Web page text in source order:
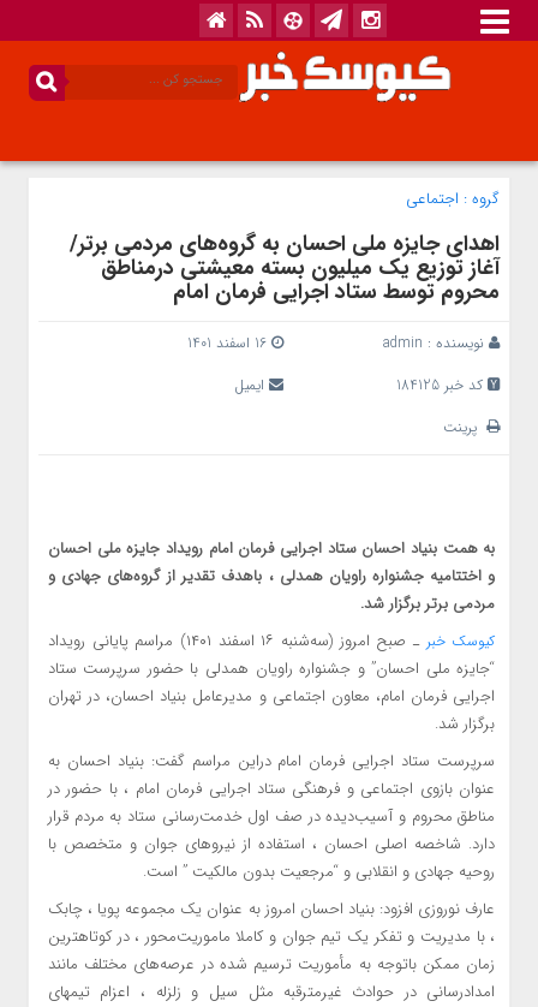
گروه : اجتماعی
اهدای جایزه ملی احسان به گروه‌های مردمی برتر/
آغاز توزیع یک میلیون بسته معیشتی درمناطق
محروم توسط ستاد اجرایی فرمان امام
نویسنده : admin
16 اسفند 1401
کد خبر 184125
ایمیل
پرینت
به همت بنیاد احسان ستاد اجرایی فرمان امام رویداد جایزه ملی احسان
و اختتامیه جشنواره راویان همدلی ، باهدف تقدیر از گروه‌های جهادی و
مردمی برتر برگزار شد.
کیوسک خبر
ـ صبح امروز (سه‌شنبه ۱۶ اسفند ۱۴۰۱) مراسم پایانی رویداد
“جایزه ملی احسان” و جشنواره راویان همدلی با حضور سرپرست ستاد
اجرایی فرمان امام، معاون اجتماعی و مدیرعامل بنیاد احسان، در تهران
برگزار شد.
سرپرست ستاد اجرایی فرمان امام دراین مراسم گفت: بنیاد احسان به
عنوان بازوی اجتماعی و فرهنگی ستاد اجرایی فرمان امام ، با حضور در
مناطق محروم و آسیب‌دیده در صف اول خدمت‌رسانی ستاد به مردم قرار
دارد. شاخصه اصلی احسان ، استفاده از نیروهای جوان و متخصص با
روحیه جهادی و انقلابی و “مرجعیت بدون مالکیت ” است.
عارف نوروزی افزود: بنیاد احسان امروز به عنوان یک مجموعه پویا ، چابک
، با مدیریت و تفکر یک تیم جوان و کاملا ماموریت‌محور ، در کوتاهترین
زمان ممکن باتوجه به مأموریت ترسیم شده در عرصه‌های مختلف مانند
امدادرسانی در حوادث غیرمترقبه مثل سیل و زلزله ، اعزام تیمهای